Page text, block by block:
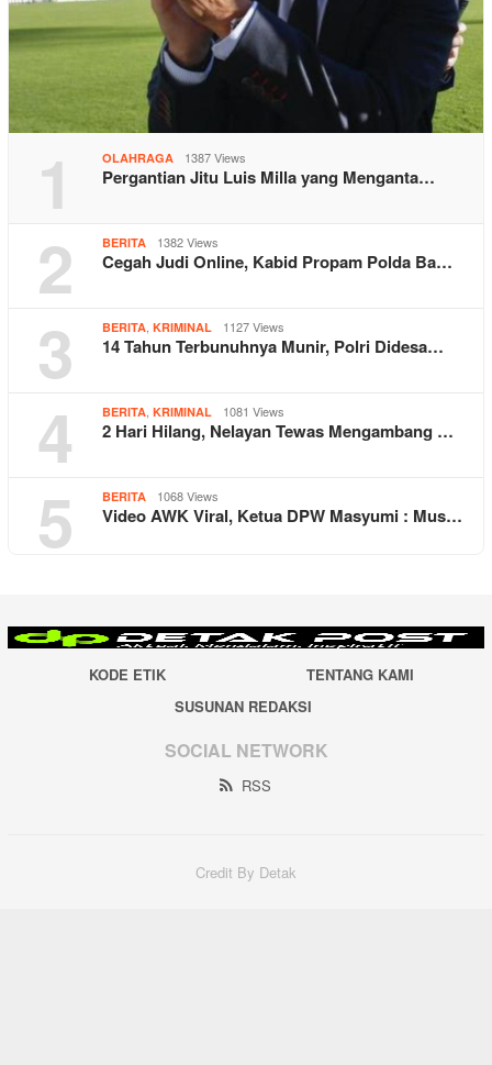
1 OLAHRAGA 1387 Views
Pergantian Jitu Luis Milla yang Menganta…
2 BERITA 1382 Views
Cegah Judi Online, Kabid Propam Polda Ba…
3 BERITA KRIMINAL 1127 Views
14 Tahun Terbunuhnya Munir, Polri Didesa…
4 BERITA KRIMINAL 1081 Views
2 Hari Hilang, Nelayan Tewas Mengambang …
5 BERITA 1068 Views
Video AWK Viral, Ketua DPW Masyumi : Mus…
KODE ETIK
TENTANG KAMI
SUSUNAN REDAKSI
SOCIAL NETWORK
RSS
Credit By Detak